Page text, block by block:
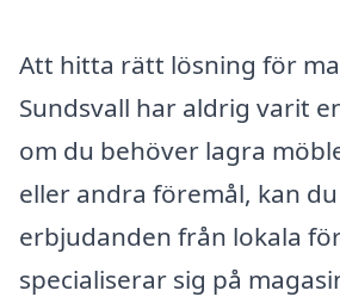
Att hitta rätt lösning för
Sundsvall har aldrig varit
om du behöver lagra
eller andra föremål, kan
erbjudanden från lokala
specialiserar sig på